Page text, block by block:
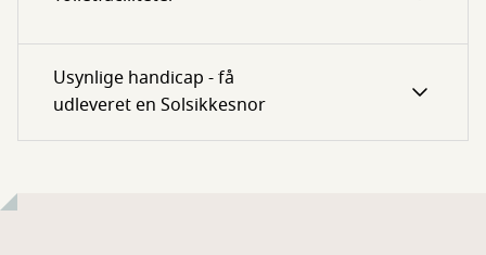
Usynlige handicap - få
udleveret en Solsikkesnor